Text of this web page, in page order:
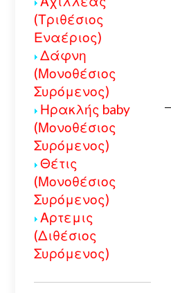
(Τριθέσιος
Εναέριος)
Δάφνη
(Μονοθέσιος
Συρόμενος)
Ηρακλής baby
(Μονοθέσιος
Συρόμενος)
Θέτις
(Μονοθέσιος
Συρόμενος)
Αρτεμις
(Διθέσιος
Συρόμενος)